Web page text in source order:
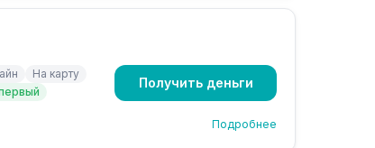
На карту
Получить деньги
Подробнее